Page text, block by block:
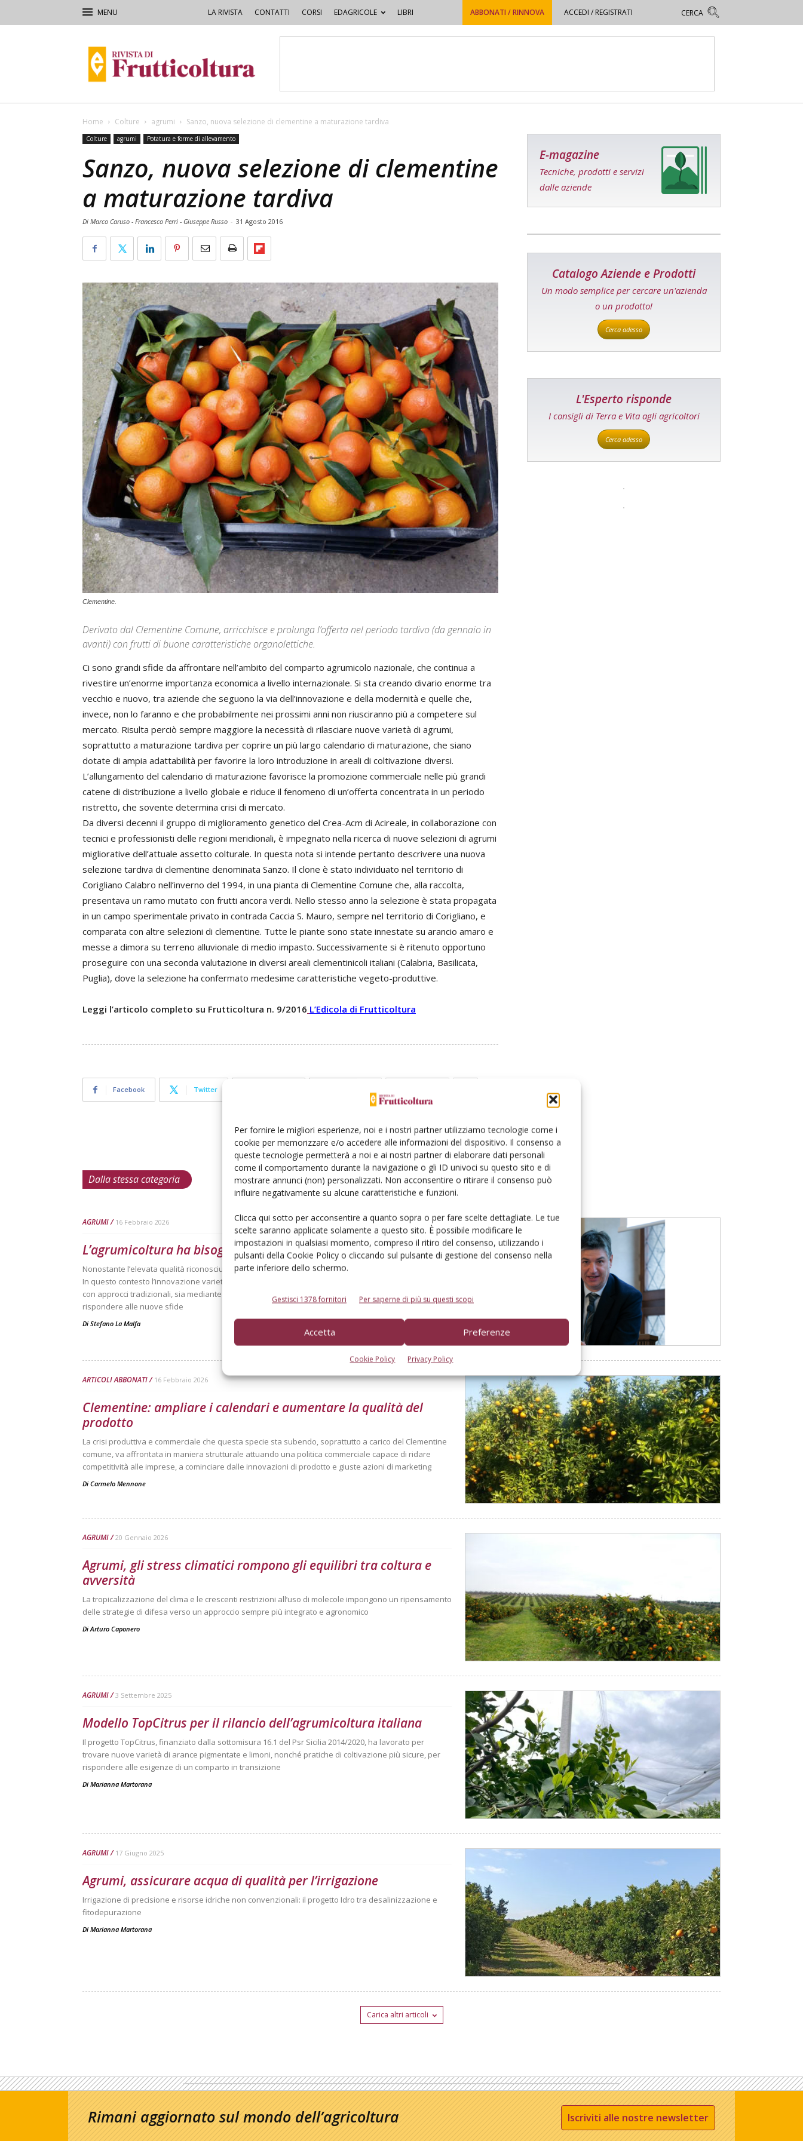
Per fornire le migliori esperienze, noi e i nostri partner utilizziamo tecnologie come i
cookie per memorizzare e/o accedere alle informazioni del dispositivo. Il consenso a
queste tecnologie permetterà a noi e ai nostri partner di elaborare dati personali
come il comportamento durante la navigazione o gli ID univoci su questo sito e di
mostrare annunci (non) personalizzati. Non acconsentire o ritirare il consenso può
influire negativamente su alcune caratteristiche e funzioni.
Clicca qui sotto per acconsentire a quanto sopra o per fare scelte dettagliate. Le tue
scelte saranno applicate solamente a questo sito. È possibile modificare le
impostazioni in qualsiasi momento, compreso il ritiro del consenso, utilizzando i
pulsanti della Cookie Policy o cliccando sul pulsante di gestione del consenso nella
parte inferiore dello schermo.
Gestisci 1378 fornitori Per saperne di più su questi scopi
Accetta Preferenze
Cookie Policy Privacy Policy
LA RIVISTA CONTATTI CORSI EDAGRICOLE LIBRI ABBONATI / RINNOVA ACCEDI / REGISTRATI
di
Frutticoltura
Home Colture agrumi Sanzo, nuova selezione di clementine a maturazione tardiva
Colture agrumi Potatura e forme di allevamento
Sanzo, nuova selezione di clementine
a maturazione tardiva
Di Marco Caruso - Francesco Perri - Giuseppe Russo - 31 Agosto 2016
Clementine.
Derivato dal Clementine Comune, arricchisce e prolunga l’offerta nel periodo tardivo (da gennaio in
avanti) con frutti di buone caratteristiche organolettiche.
Ci sono grandi sfide da affrontare nell’ambito del comparto agrumicolo nazionale, che continua a
rivestire un’enorme importanza economica a livello internazionale. Si sta creando divario enorme tra
vecchio e nuovo, tra aziende che seguono la via dell’innovazione e della modernità e quelle che,
invece, non lo faranno e che probabilmente nei prossimi anni non riusciranno più a competere sul
mercato. Risulta perciò sempre maggiore la necessità di rilasciare nuove varietà di agrumi,
soprattutto a maturazione tardiva per coprire un più largo calendario di maturazione, che siano
dotate di ampia adattabilità per favorire la loro introduzione in areali di coltivazione diversi.
L’allungamento del calendario di maturazione favorisce la promozione commerciale nelle più grandi
catene di distribuzione a livello globale e riduce il fenomeno di un’offerta concentrata in un periodo
ristretto, che sovente determina crisi di mercato.
Da diversi decenni il gruppo di miglioramento genetico del Crea-Acm di Acireale, in collaborazione con
tecnici e professionisti delle regioni meridionali, è impegnato nella ricerca di nuove selezioni di agrumi
migliorative dell’attuale assetto colturale. In questa nota si intende pertanto descrivere una nuova
selezione tardiva di clementine denominata Sanzo. Il clone è stato individuato nel territorio di
Corigliano Calabro nell’inverno del 1994, in una pianta di Clementine Comune che, alla raccolta,
presentava un ramo mutato con frutti ancora verdi. Nello stesso anno la selezione è stata propagata
in un campo sperimentale privato in contrada Caccia S. Mauro, sempre nel territorio di Corigliano, e
comparata con altre selezioni di clementine. Tutte le piante sono state innestate su arancio amaro e
messe a dimora su terreno alluvionale di medio impasto. Successivamente si è ritenuto opportuno
proseguire con una seconda valutazione in diversi areali clementinicoli italiani (Calabria, Basilicata,
Puglia), dove la selezione ha confermato medesime caratteristiche vegeto-produttive.
Leggi l’articolo completo su Frutticoltura n. 9/2016 L’Edicola di Frutticoltura
Facebook Twitter
E-magazine
Tecniche, prodotti e servizi
dalle aziende
Catalogo Aziende e Prodotti
Un modo semplice per cercare un'azienda
o un prodotto!
Cerca adesso
L'Esperto risponde
I consigli di Terra e Vita agli agricoltori
Cerca adesso
Dalla stessa categoria
AGRUMI 16 Febbraio 2026
L’agrumicoltura ha bisogno di nuove varietà
Nonostante l’elevata qualità riconosciuta ai prodotti italiani, il settore soffre alcune criticità strutturali.
In questo contesto l’innovazione varietale assume un ruolo strategico e il miglioramento genetico, sia
con approcci tradizionali, sia mediante tecniche più avanzate, rappresenta uno strumento chiave per
rispondere alle nuove sfide
Di Stefano La Malfa
ARTICOLI ABBONATI 16 Febbraio 2026
Clementine: ampliare i calendari e aumentare la qualità del
prodotto
La crisi produttiva e commerciale che questa specie sta subendo, soprattutto a carico del Clementine
comune, va affrontata in maniera strutturale attuando una politica commerciale capace di ridare
competitività alle imprese, a cominciare dalle innovazioni di prodotto e giuste azioni di marketing
Di Carmelo Mennone
AGRUMI 20 Gennaio 2026
Agrumi, gli stress climatici rompono gli equilibri tra coltura e
avversità
La tropicalizzazione del clima e le crescenti restrizioni all’uso di molecole impongono un ripensamento
delle strategie di difesa verso un approccio sempre più integrato e agronomico
DiArturo Caponero
AGRUMI 3 Settembre 2025
Modello TopCitrus per il rilancio dell’agrumicoltura italiana
Il progetto TopCitrus, finanziato dalla sottomisura 16.1 del Psr Sicilia 2014/2020, ha lavorato per
trovare nuove varietà di arance pigmentate e limoni, nonché pratiche di coltivazione più sicure, per
rispondere alle esigenze di un comparto in transizione
Di Marianna Martorana
AGRUMI 17 Giugno 2025
Agrumi, assicurare acqua di qualità per l’irrigazione
Irrigazione di precisione e risorse idriche non convenzionali: il progetto Idro tra desalinizzazione e
fitodepurazione
Di Marianna Martorana
Carica altri articoli
Rimani aggiornato sul mondo dell’agricoltura Iscriviti alle nostre newsletter